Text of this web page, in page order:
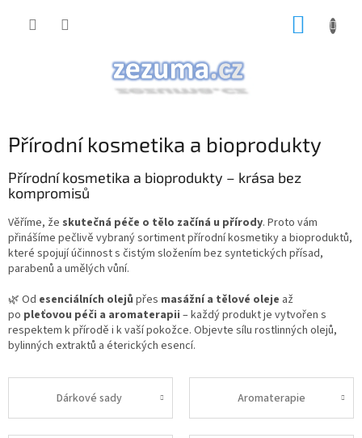
Přírodní kosmetika a bioprodukty
Přírodní kosmetika a bioprodukty – krása bez
kompromisů
Věříme, že skutečná péče o tělo začíná u přírody. Proto vám
přinášíme pečlivě vybraný sortiment přírodní kosmetiky a bioproduktů,
které spojují účinnost s čistým složením bez syntetických přísad,
parabenů a umělých vůní.
🌿 Od esenciálních olejů přes masážní a tělové oleje až
po pleťovou péči a aromaterapii – každý produkt je vytvořen s
respektem k přírodě i k vaší pokožce. Objevte sílu rostlinných olejů,
bylinných extraktů a éterických esencí.
Dárkové sady Aromaterapie